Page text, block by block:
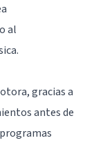
al
gracias a
antes de